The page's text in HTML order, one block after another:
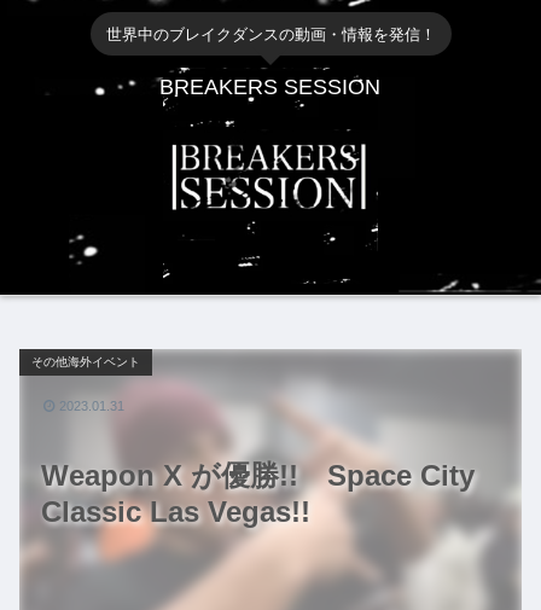
世界中のブレイクダンスの動画・情報を発信！
BREAKERS SESSION
Weapon X が優勝!! Space City
Classic Las Vegas!!
その他海外イベント
2023.01.31